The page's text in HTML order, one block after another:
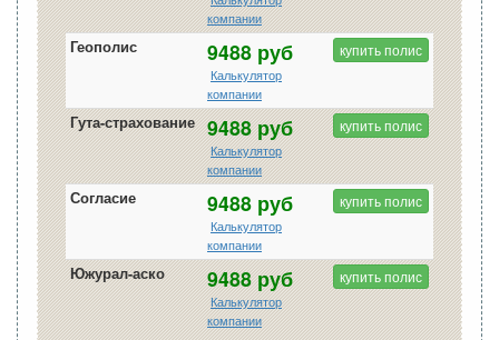
компании
Геополис 9488 руб
Калькулятор
компании
купить полис
Гута-страхование 9488 руб
Калькулятор
компании
купить полис
Согласие 9488 руб
Калькулятор
компании
купить полис
Южурал-аско 9488 руб
Калькулятор
компании
купить полис